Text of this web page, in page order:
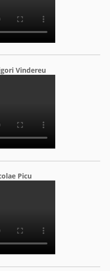
Vindereu
Picu